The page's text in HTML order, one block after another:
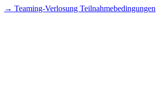
→ Teaming-Verlosung Teilnahmebedingungen